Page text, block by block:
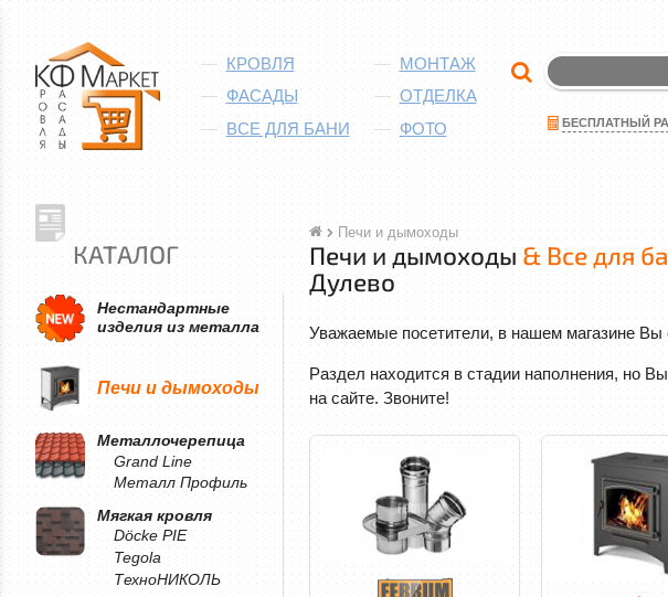
КРОВЛЯ
ФАСАДЫ
ВСЕ ДЛЯ БАНИ
МОНТАЖ
ОТДЕЛКА
ФОТО
БЕСПЛАТНЫЙ
КАТАЛОГ
Нестандартные
изделия из металла
Печи и дымоходы
Металлочерепица
Grand Line
Металл Профиль
Мягкая кровля
Döcke PIE
Tegola
ТехноНИКОЛЬ
Печи и дымоходы
Печи и дымоходы & Все для
Дулево
Уважаемые посетители, в нашем магазине Вы
Раздел находится в стадии наполнения, но
на сайте. Звоните!